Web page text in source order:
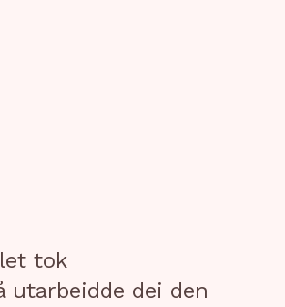
tok
utarbeidde dei den